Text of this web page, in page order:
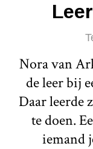
Nora van
de leer bij
Daar leerde
te doen.
iemand